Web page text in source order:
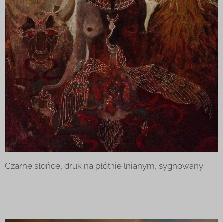
Czarne słońce, druk na płótnie lnianym, sygnowany